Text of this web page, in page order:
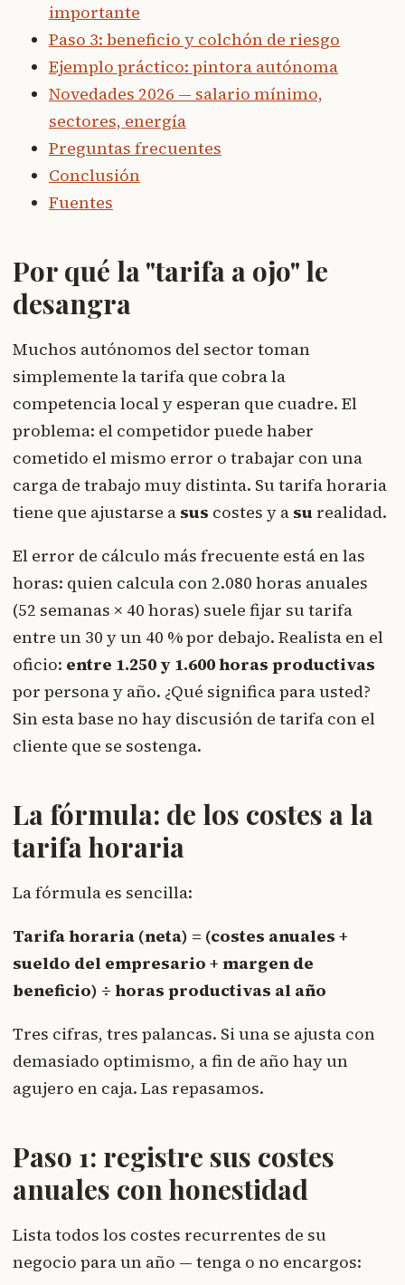
importante
Paso 3: beneficio y colchón de riesgo
Ejemplo práctico: pintora autónoma
Novedades 2026 — salario mínimo,
sectores, energía
Preguntas frecuentes
Conclusión
Fuentes
Por qué la "tarifa a ojo" le
desangra
Muchos autónomos del sector toman
simplemente la tarifa que cobra la
competencia local y esperan que cuadre. El
problema: el competidor puede haber
cometido el mismo error o trabajar con una
carga de trabajo muy distinta. Su tarifa horaria
tiene que ajustarse a sus costes y a su realidad.
El error de cálculo más frecuente está en las
horas: quien calcula con 2.080 horas anuales
(52 semanas × 40 horas) suele fijar su tarifa
entre un 30 y un 40 % por debajo. Realista en el
oficio: entre 1.250 y 1.600 horas productivas
por persona y año. ¿Qué significa para usted?
Sin esta base no hay discusión de tarifa con el
cliente que se sostenga.
La fórmula: de los costes a la
tarifa horaria
La fórmula es sencilla:
Tarifa horaria (neta) = (costes anuales +
sueldo del empresario + margen de
beneficio) ÷ horas productivas al año
Tres cifras, tres palancas. Si una se ajusta con
demasiado optimismo, a fin de año hay un
agujero en caja. Las repasamos.
Paso 1: registre sus costes
anuales con honestidad
Lista todos los costes recurrentes de su
negocio para un año — tenga o no encargos: